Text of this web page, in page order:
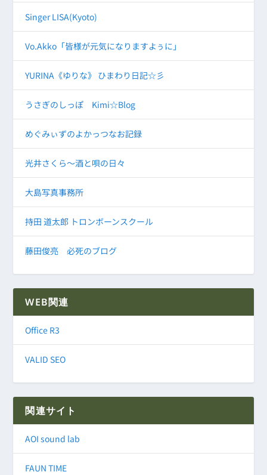
Singer LISA(Kyoto)
Vo.Akko「皆様が元気になりますよぅに」
YURINA《ゆりな》 ひまわり日記☆彡
うさぎのしっぽ Kimi☆Blog
めぐみぃずのよかっつなお記録
光井さくら～酒と唄の日々
大島写真事務所
持田 道太郎 トロンボーンスクール
藤田俊亮 必死のブログ
WEB関連
Office R3
VALID SEO
関連サイト
AOI sound lab
FAUN TIME